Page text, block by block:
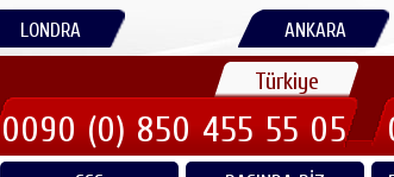
LONDRA ANKARA
Türkiye
0090 (0) 850 455 55 05